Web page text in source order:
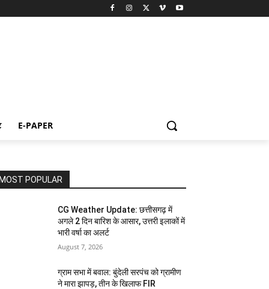
E-PAPER
MOST POPULAR
CG Weather Update: छत्तीसगढ़ में
अगले 2 दिन बारिश के आसार, उत्तरी इलाकों में
भारी वर्षा का अलर्ट
August 7, 2026
ग्राम सभा में बवाल: बुंदेली सरपंच को ग्रामीण
ने मारा झापड़, तीन के खिलाफ FIR